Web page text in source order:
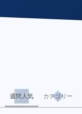
週間人気 カテゴリー